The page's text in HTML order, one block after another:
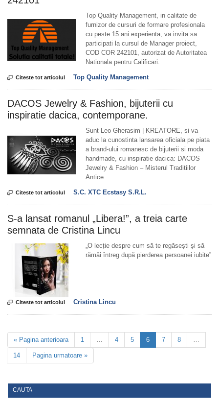
Top Quality Management, in calitate de
furnizor de cursuri de formare profesionala
cu peste 15 ani experienta, va invita sa
participati la cursul de Manager proiect,
COD COR 242101, autorizat de Autoritatea
Nationala pentru Calificari.
 Citeste tot articolul Top Quality Management
DACOS Jewelry & Fashion, bijuterii cu
inspiratie dacica, contemporane.
Sunt Leo Gherasim | KREATORE, si va
aduc la cunostinta lansarea oficiala pe piata
a brand-ului romanesc de bijuterii si moda
handmade, cu inspiratie dacica: DACOS
Jewelry & Fashion – Misterul Traditiilor
Antice.
 Citeste tot articolul S.C. XTC Ecstasy S.R.L.
S-a lansat romanul „Libera!”, a treia carte
semnata de Cristina Lincu
„O lecție despre cum să te regăsești și să
rămâi întreg după pierderea persoanei iubite”
 Citeste tot articolul Cristina Lincu
« Pagina anterioara 1 … 4 5 6 7 8 …
14 Pagina urmatoare »
CAUTA